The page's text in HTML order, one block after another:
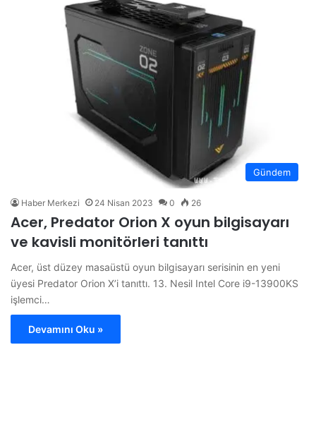
Gündem
Haber Merkezi 24 Nisan 2023 0 26
Acer, Predator Orion X oyun bilgisayarı
ve kavisli monitörleri tanıttı
Acer, üst düzey masaüstü oyun bilgisayarı serisinin en yeni
üyesi Predator Orion X’i tanıttı. 13. Nesil Intel Core i9-13900KS
işlemci…
Devamını Oku »